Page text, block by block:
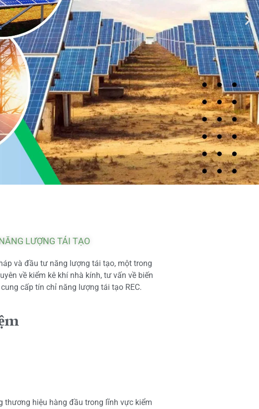
LƯỢNG TÁI TẠO
và đầu tư năng lượng tái tạo, một trong
về kiểm kê khí nhà kính, tư vấn về biến
cấp tín chỉ năng lượng tái tạo REC.
thương hiệu hàng đầu trong lĩnh vực kiểm